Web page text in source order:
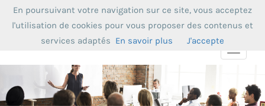
Toggle
En poursuivant votre navigation sur ce site, vous acceptez
l'utilisation de cookies pour vous proposer des contenus et
services adaptés En savoir plus J'accepte